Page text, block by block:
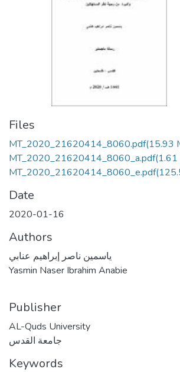
Files
MT_2020_21620414_8060.pdf(15.93
MT_2020_21620414_8060_a.pdf(1.61
MT_2020_21620414_8060_e.pdf
Date
2020-01-16
Authors
ياسمين ناصر إبراهيم عنابي
Yasmin Naser Ibrahim Anabie
Publisher
AL-Quds University
جامعة القدس
Keywords